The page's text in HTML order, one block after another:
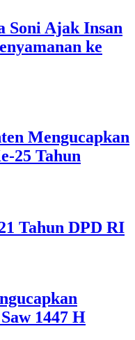
Soni Ajak Insan
ke
Mengucapkan
25 Tahun
Tahun DPD RI
1447 H